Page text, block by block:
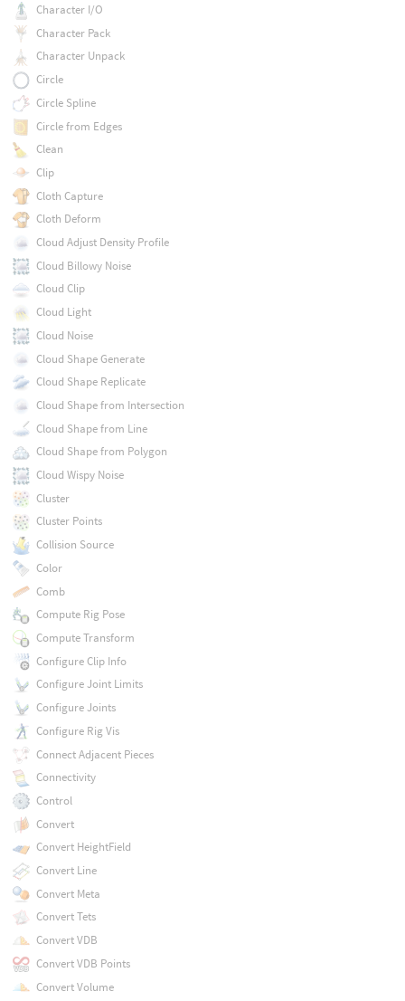
Character I/O
Character Pack
Character Unpack
Circle
Circle Spline
Circle from Edges
Clean
Clip
Cloth Capture
Cloth Deform
Cloud Adjust Density Profile
Cloud Billowy Noise
Cloud Clip
Cloud Light
Cloud Noise
Cloud Shape Generate
Cloud Shape Replicate
Cloud Shape from Intersection
Cloud Shape from Line
Cloud Shape from Polygon
Cloud Wispy Noise
Cluster
Cluster Points
Collision Source
Color
Comb
Compute Rig Pose
Compute Transform
Configure Clip Info
Configure Joint Limits
Configure Joints
Configure Rig Vis
Connect Adjacent Pieces
Connectivity
Control
Convert
Convert HeightField
Convert Line
Convert Meta
Convert Tets
Convert VDB
Convert VDB Points
Convert Volume